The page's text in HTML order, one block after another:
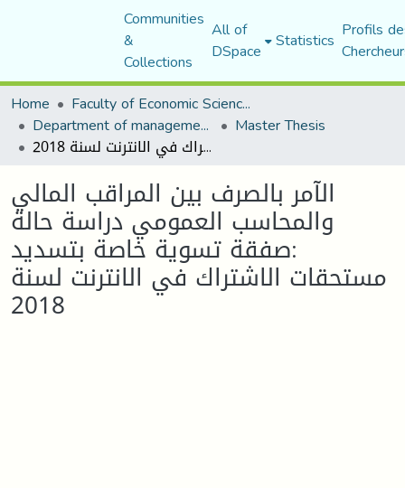
Communities
&
Collections
All of
DSpace Statistics Profils
Home
Faculty of Economic Sciences, Commerce and Management Sciences
Department of management sciences Master Thesis
الآمر بالصرف بين المراقب المالي والمحاسب العمومي دراسة حالة :صفقة تسوية خاصة بتسديد مستحقات الاشتراك في الانترنت لسنة 2018
الآمر بالصرف بين المراقب المالي
والمحاسب العمومي دراسة حالة
:صفقة تسوية خاصة بتسديد
مستحقات الاشتراك في الانترنت لسنة
2018